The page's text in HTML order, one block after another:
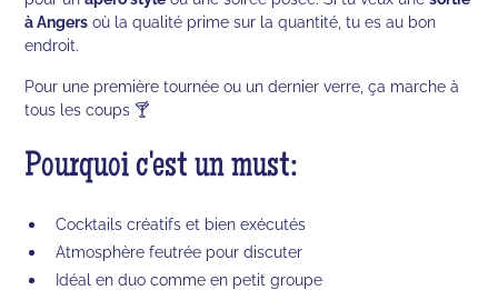
à Angers où la qualité prime sur la quantité, tu es au bon
endroit.
Pour une première tournée ou un dernier verre, ça marche à
tous les coups 🍸
Pourquoi c'est un must:
Cocktails créatifs et bien exécutés
Atmosphère feutrée pour discuter
Idéal en duo comme en petit groupe